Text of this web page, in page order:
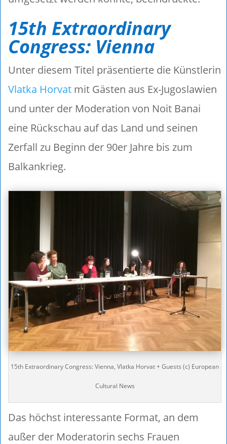
15th Extraordinary
Congress: Vienna
Unter diesem Titel präsentierte die Künstlerin
Vlatka Horvat mit Gästen aus Ex-Jugoslawien
und unter der Moderation von Noit Banai
eine Rückschau auf das Land und seinen
Zerfall zu Beginn der 90er Jahre bis zum
Balkankrieg.
15th Extraordinary Congress: Vienna, Vlatka Horvat + Guests (c) European
Cultural News
Das höchst interessante Format, an dem
außer der Moderatorin sechs Frauen